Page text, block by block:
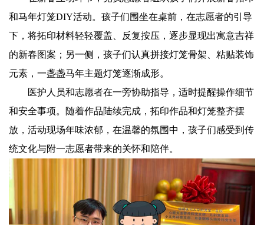
和马年灯笼DIY活动。孩子们围坐在桌前，在志愿者的引导
下，将拓印材料轻轻覆盖、反复按压，逐步显现出寓意吉祥
的新春图案；另一侧，孩子们认真拼接灯笼骨架、粘贴装饰
元素，一盏盏马年主题灯笼逐渐成形。
医护人员和志愿者在一旁协助指导，适时提醒操作细节
和安全事项。随着作品陆续完成，拓印作品和灯笼整齐摆
放，活动现场年味浓郁，在温馨的氛围中，孩子们感受到传
统文化与附一志愿者带来的关怀和陪伴。